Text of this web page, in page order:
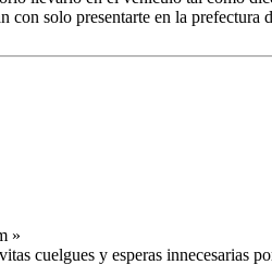
solo presentarte en la prefectura
»
cuelgues y esperas innecesarias